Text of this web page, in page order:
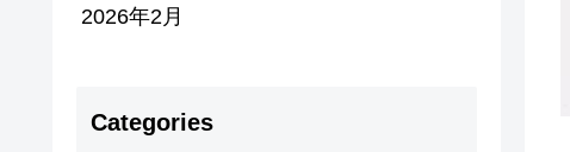
2026年2月
Categories